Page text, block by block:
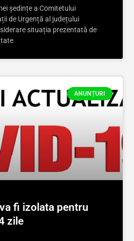
ședințe a Comitetului
de Urgență al județului
situația prezentată de
ANUNȚURI
fi izolata pentru
zile